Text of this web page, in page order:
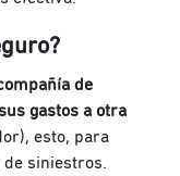
de
gastos a otra
esto, para
siniestros.